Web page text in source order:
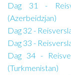
Dag 31 -
(Azerbeidzjan)
Dag 32 -
Dag 33 -
Dag 34 -
(Turkmenistan)